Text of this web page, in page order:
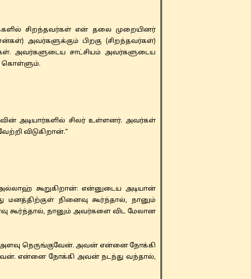
சிறந்தவர்கள் என் தலை முறையினர்
அவர்களுக்கும் பிறகு (சிறந்தவர்கள்)
அவர்களுடைய சாட்சியம் அவர்களுடைய
கொள்ளும்.
அடியார்களில் சிலர் உள்ளனர். அவர்கள்
விடுகிறான்.”
கூறுகிறான்: என்னுடைய அடியான்
நினைவு கூர்ந்தால், நானும்
கூர்ந்தால், நானும் அவர்களை விட மேலான
நெருங்குவேன். அவன் என்னை நோக்கி
என்னை நோக்கி அவன் நடந்து வந்தால்,